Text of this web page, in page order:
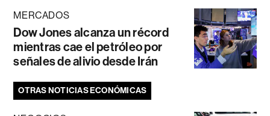
MERCADOS
Dow Jones alcanza un récord
mientras cae el petróleo por
señales de alivio desde Irán
OTRAS NOTICIAS ECONÓMICAS